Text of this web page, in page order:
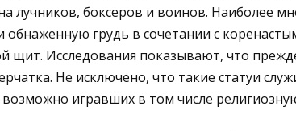
лучников, боксеров и воинов. Наиболее
обнаженную грудь в сочетании с
щит. Исследования показывают, что
Не исключено, что такие статуи
игравших в том числе